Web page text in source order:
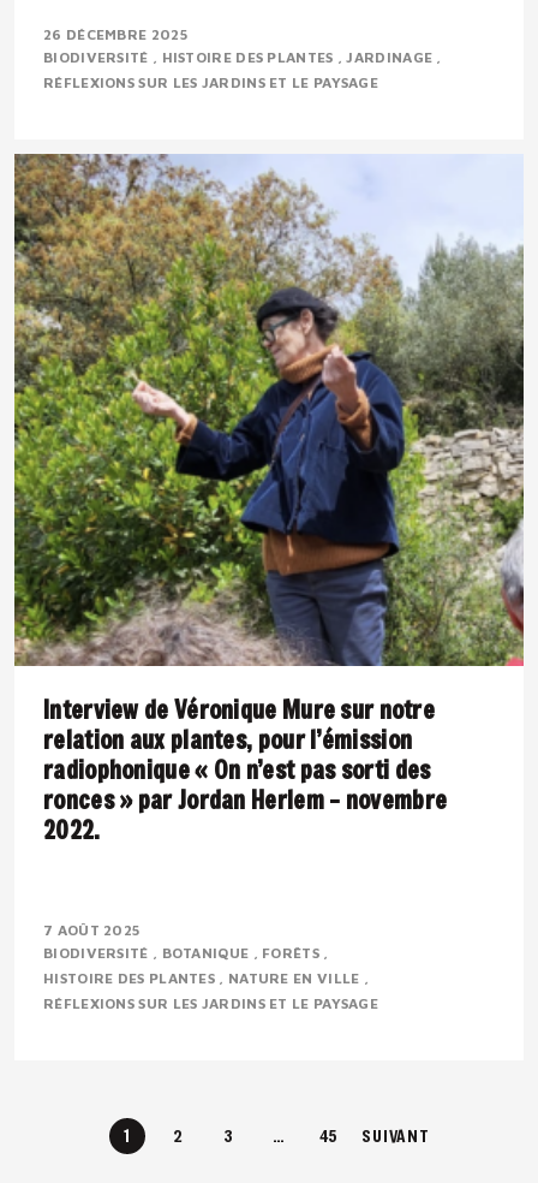
26 DÉCEMBRE 2025
BIODIVERSITÉ
HISTOIRE DES PLANTES
JARDINAGE
RÉFLEXIONS SUR LES JARDINS ET LE PAYSAGE
Interview de Véronique Mure sur notre
relation aux plantes, pour l’émission
radiophonique « On n’est pas sorti des
ronces » par Jordan Herlem – novembre
2022.
ingénieure en agronomie tropicale. Passionnée par la
flore méditerranéenne, elle défend depuis..
7 AOÛT 2025
BIODIVERSITÉ
BOTANIQUE
FORÊTS
HISTOIRE DES PLANTES
NATURE EN VILLE
RÉFLEXIONS SUR LES JARDINS ET LE PAYSAGE
1 2 3 … 45 SUIVANT